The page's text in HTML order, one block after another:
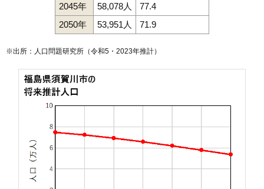
2045年
58,078人
77.4
2050年
53,951人 71.9
※出所：人口問題研究所（令和5・2023年推計）